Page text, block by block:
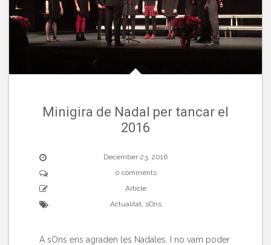
Minigira de Nadal per tancar el
2016
December 23, 2016
0 comments
Article
Actualitat, sOns
A sOns ens agraden les Nadales. I no vam poder